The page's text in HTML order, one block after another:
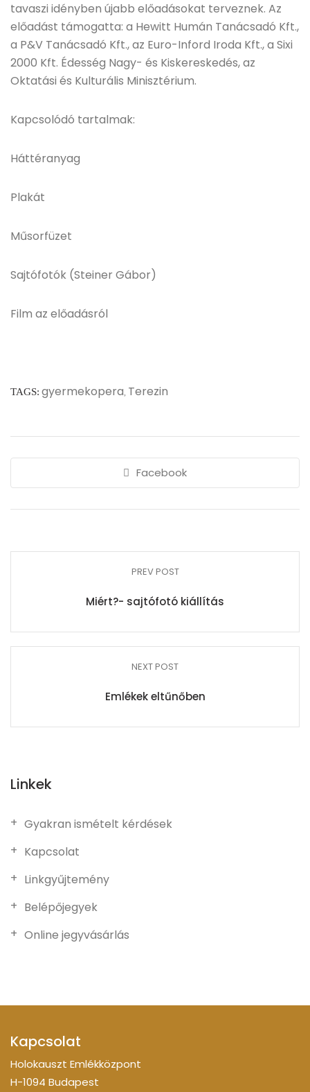
tavaszi idényben újabb előadásokat terveznek. Az
előadást támogatta: a Hewitt Humán Tanácsadó Kft.,
a P&V Tanácsadó Kft., az Euro-Inford Iroda Kft., a Sixi
2000 Kft. Édesség Nagy- és Kiskereskedés, az
Oktatási és Kulturális Minisztérium.
Kapcsolódó tartalmak:
Háttéranyag
Plakát
Műsorfüzet
Sajtófotók (Steiner Gábor)
Film az előadásról
TAGS: gyermekopera, Terezin
Facebook
PREV POST
Miért?- sajtófotó kiállítás
NEXT POST
Emlékek eltűnőben
Linkek
Gyakran ismételt kérdések
Kapcsolat
Linkgyűjtemény
Belépőjegyek
Online jegyvásárlás
Kapcsolat
Holokauszt Emlékközpont
H-1094 Budapest